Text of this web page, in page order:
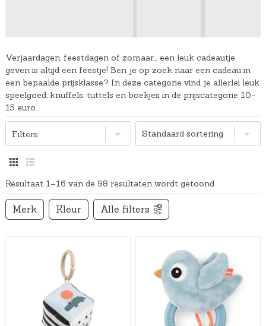
Verjaardagen, feestdagen of zomaar… een leuk cadeautje
geven is altijd een feestje! Ben je op zoek naar een cadeau in
een bepaalde prijsklasse? In deze categorie vind je allerlei leuk
speelgoed, knuffels, tuttels en boekjes in de prijscategorie 10-
15 euro.
Filters
Resultaat 1–16 van de 98 resultaten wordt getoond
Merk Kleur Alle filters